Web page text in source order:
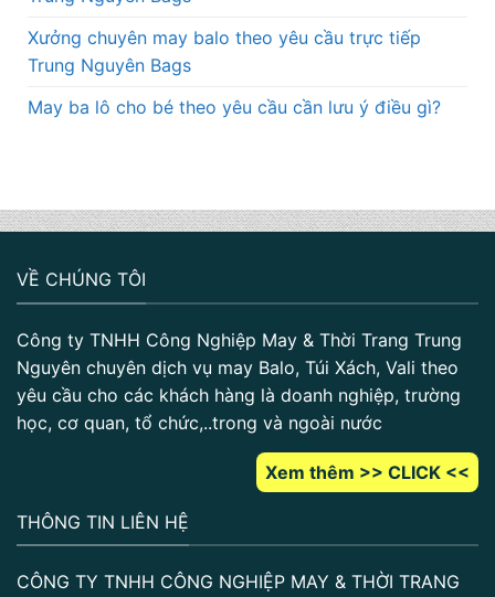
Xưởng chuyên may balo theo yêu cầu trực tiếp
Trung Nguyên Bags
May ba lô cho bé theo yêu cầu cần lưu ý điều gì?
VỀ CHÚNG TÔI
Công ty TNHH Công Nghiệp May & Thời Trang Trung
Nguyên chuyên dịch vụ may Balo, Túi Xách, Vali theo
yêu cầu cho các khách hàng là doanh nghiệp, trường
học, cơ quan, tổ chức,..trong và ngoài nước
Xem thêm >> CLICK <<
THÔNG TIN LIÊN HỆ
CÔNG TY TNHH CÔNG NGHIỆP MAY & THỜI TRANG